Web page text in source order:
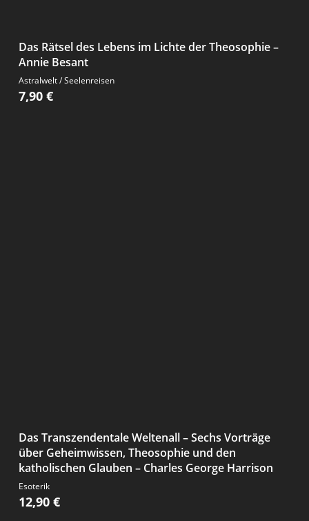
Das Rätsel des Lebens im Lichte der Theosophie –
Annie Besant
Astralwelt / Seelenreisen
7,90 €
Das Transzendentale Weltenall – Sechs Vorträge
über Geheimwissen, Theosophie und den
katholischen Glauben – Charles George Harrison
Esoterik
12,90 €